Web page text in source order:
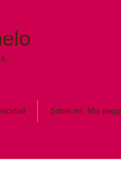
Sobre mí. Mis